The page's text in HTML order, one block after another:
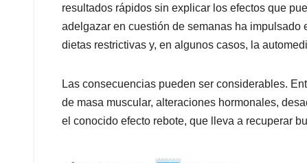
resultados rápidos sin explicar los efectos que
adelgazar en cuestión de semanas ha
dietas restrictivas y, en algunos casos, la
Las consecuencias pueden ser considerables.
de masa muscular, alteraciones hormonales,
el conocido efecto rebote, que lleva a recuperar